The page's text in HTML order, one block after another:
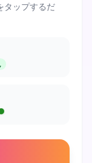
タップするだ